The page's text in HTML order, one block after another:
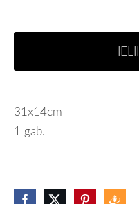
31x14cm
1 gab.